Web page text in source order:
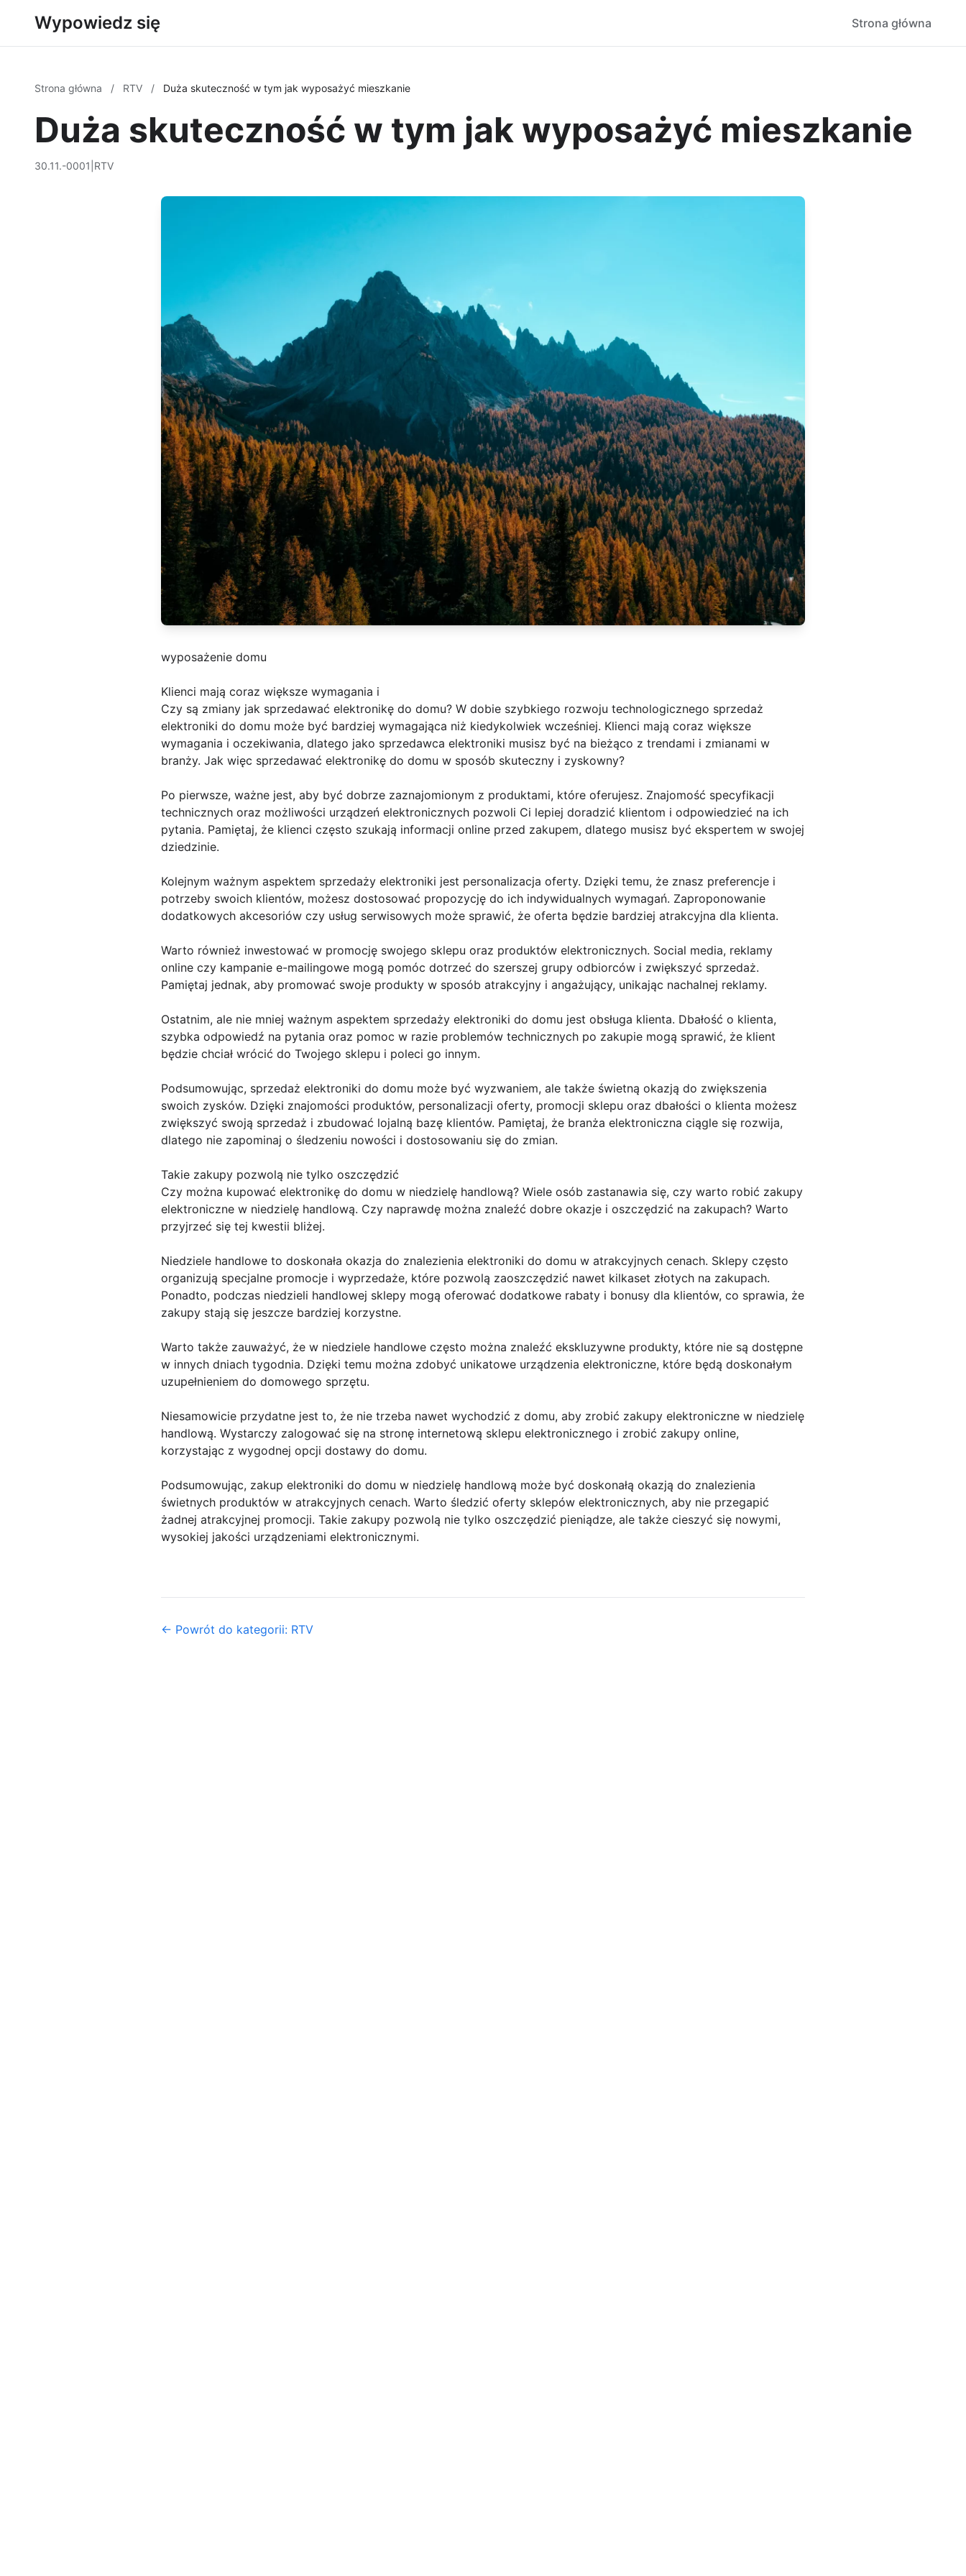
Wypowiedz się Strona główna
Strona główna / RTV / Duża skuteczność w tym jak wyposażyć mieszkanie
Duża skuteczność w tym jak wyposażyć mieszkanie
30.11.-0001 RTV
wyposażenie domu
Klienci mają coraz większe wymagania i
Czy są zmiany jak sprzedawać elektronikę do domu? W dobie szybkiego rozwoju technologicznego sprzedaż
elektroniki do domu może być bardziej wymagająca niż kiedykolwiek wcześniej. Klienci mają coraz większe
wymagania i oczekiwania, dlatego jako sprzedawca elektroniki musisz być na bieżąco z trendami i zmianami w
branży. Jak więc sprzedawać elektronikę do domu w sposób skuteczny i zyskowny?
Po pierwsze, ważne jest, aby być dobrze zaznajomionym z produktami, które oferujesz. Znajomość specyfikacji
technicznych oraz możliwości urządzeń elektronicznych pozwoli Ci lepiej doradzić klientom i odpowiedzieć na ich
pytania. Pamiętaj, że klienci często szukają informacji online przed zakupem, dlatego musisz być ekspertem w swojej
dziedzinie.
Kolejnym ważnym aspektem sprzedaży elektroniki jest personalizacja oferty. Dzięki temu, że znasz preferencje i
potrzeby swoich klientów, możesz dostosować propozycję do ich indywidualnych wymagań. Zaproponowanie
dodatkowych akcesoriów czy usług serwisowych może sprawić, że oferta będzie bardziej atrakcyjna dla klienta.
Warto również inwestować w promocję swojego sklepu oraz produktów elektronicznych. Social media, reklamy
online czy kampanie e-mailingowe mogą pomóc dotrzeć do szerszej grupy odbiorców i zwiększyć sprzedaż.
Pamiętaj jednak, aby promować swoje produkty w sposób atrakcyjny i angażujący, unikając nachalnej reklamy.
Ostatnim, ale nie mniej ważnym aspektem sprzedaży elektroniki do domu jest obsługa klienta. Dbałość o klienta,
szybka odpowiedź na pytania oraz pomoc w razie problemów technicznych po zakupie mogą sprawić, że klient
będzie chciał wrócić do Twojego sklepu i poleci go innym.
Podsumowując, sprzedaż elektroniki do domu może być wyzwaniem, ale także świetną okazją do zwiększenia
swoich zysków. Dzięki znajomości produktów, personalizacji oferty, promocji sklepu oraz dbałości o klienta możesz
zwiększyć swoją sprzedaż i zbudować lojalną bazę klientów. Pamiętaj, że branża elektroniczna ciągle się rozwija,
dlatego nie zapominaj o śledzeniu nowości i dostosowaniu się do zmian.
Takie zakupy pozwolą nie tylko oszczędzić
Czy można kupować elektronikę do domu w niedzielę handlową? Wiele osób zastanawia się, czy warto robić zakupy
elektroniczne w niedzielę handlową. Czy naprawdę można znaleźć dobre okazje i oszczędzić na zakupach? Warto
przyjrzeć się tej kwestii bliżej.
Niedziele handlowe to doskonała okazja do znalezienia elektroniki do domu w atrakcyjnych cenach. Sklepy często
organizują specjalne promocje i wyprzedaże, które pozwolą zaoszczędzić nawet kilkaset złotych na zakupach.
Ponadto, podczas niedzieli handlowej sklepy mogą oferować dodatkowe rabaty i bonusy dla klientów, co sprawia, że
zakupy stają się jeszcze bardziej korzystne.
Warto także zauważyć, że w niedziele handlowe często można znaleźć ekskluzywne produkty, które nie są dostępne
w innych dniach tygodnia. Dzięki temu można zdobyć unikatowe urządzenia elektroniczne, które będą doskonałym
uzupełnieniem do domowego sprzętu.
Niesamowicie przydatne jest to, że nie trzeba nawet wychodzić z domu, aby zrobić zakupy elektroniczne w niedzielę
handlową. Wystarczy zalogować się na stronę internetową sklepu elektronicznego i zrobić zakupy online,
korzystając z wygodnej opcji dostawy do domu.
Podsumowując, zakup elektroniki do domu w niedzielę handlową może być doskonałą okazją do znalezienia
świetnych produktów w atrakcyjnych cenach. Warto śledzić oferty sklepów elektronicznych, aby nie przegapić
żadnej atrakcyjnej promocji. Takie zakupy pozwolą nie tylko oszczędzić pieniądze, ale także cieszyć się nowymi,
wysokiej jakości urządzeniami elektronicznymi.
← Powrót do kategorii: RTV